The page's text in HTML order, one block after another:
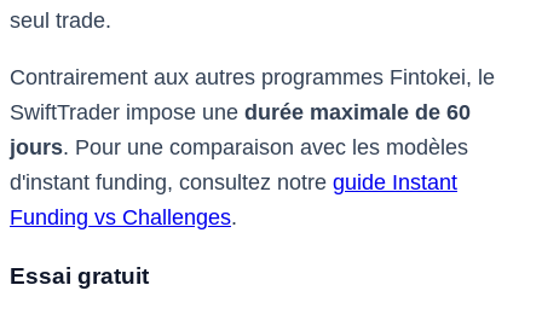
seul trade.
Contrairement aux autres programmes Fintokei, le
SwiftTrader impose une durée maximale de 60
jours. Pour une comparaison avec les modèles
d'instant funding, consultez notre guide Instant
Funding vs Challenges.
Essai gratuit